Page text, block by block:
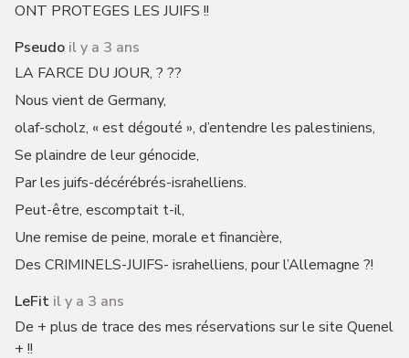
ONT PROTEGES LES JUIFS !!
Pseudo il y a 3 ans
LA FARCE DU JOUR, ? ??
Nous vient de Germany,
olaf-scholz, « est dégouté », d’entendre les palestiniens,
Se plaindre de leur génocide,
Par les juifs-décérébrés-israhelliens.
Peut-être, escomptait t-il,
Une remise de peine, morale et financière,
Des CRIMINELS-JUIFS- israhelliens, pour l’Allemagne ?!
LeFit il y a 3 ans
De + plus de trace des mes réservations sur le site Quenel
+ !!